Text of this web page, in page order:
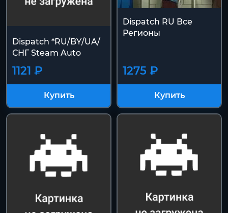
Dispatch *RU/BY/UA/
СНГ Steam Auto
1121 ₽
Купить
Dispatch RU Все
Регионы
1275 ₽
Купить